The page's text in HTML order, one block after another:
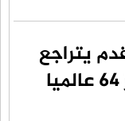
يتراجع